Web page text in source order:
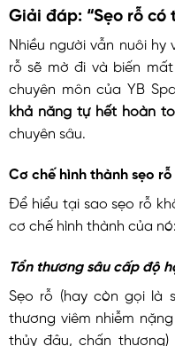
Giải đáp: “Sẹo rỗ có
Nhiều người vẫn nuôi hy
rỗ sẽ mờ đi và biến
chuyên môn của YB
khả năng tự hết hoàn
chuyên sâu.
Cơ chế hình thành sẹo
Để hiểu tại sao sẹo rỗ
cơ chế hình thành của nó:
Tổn thương sâu cấp độ
Sẹo rỗ (hay còn gọi là
thương viêm nhiễm
thủy đậu, chấn